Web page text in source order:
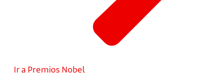
Ir a Premios Nobel